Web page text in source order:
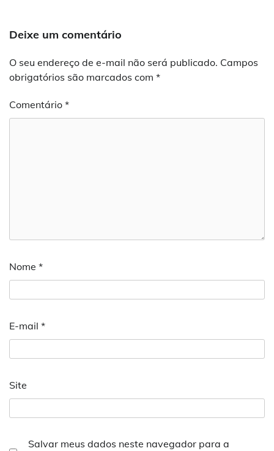
Deixe um comentário
O seu endereço de e-mail não será publicado. Campos
obrigatórios são marcados com *
Comentário *
Nome *
E-mail *
Site
Salvar meus dados neste navegador para a